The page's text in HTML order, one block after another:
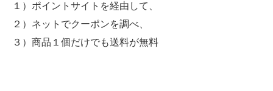
１）ポイントサイトを経由して、
２）ネットでクーポンを調べ、
３）商品１個だけでも送料が無料